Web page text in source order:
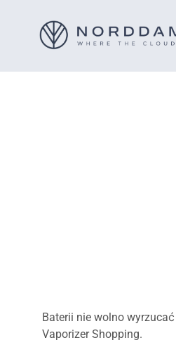
Baterii nie wolno
Vaporizer Shopping.